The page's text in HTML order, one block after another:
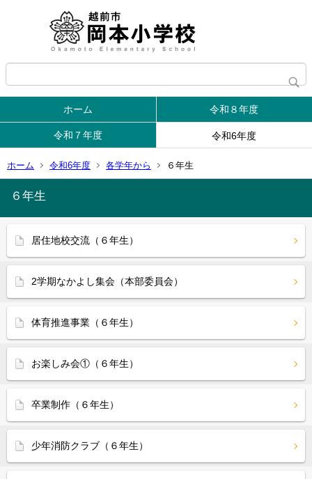
ホーム 令和８年度
令和７年度 令和6年度
ホーム 令和6年度 各学年から ６年生
６年生
居住地校交流（６年生）
2学期なかよし集会（本部委員会）
体育推進事業（６年生）
お楽しみ会①（６年生）
卒業制作（６年生）
少年消防クラブ（６年生）